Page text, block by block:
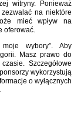
EUR
walutowy USD
walutowy CHF
walutowy GBP